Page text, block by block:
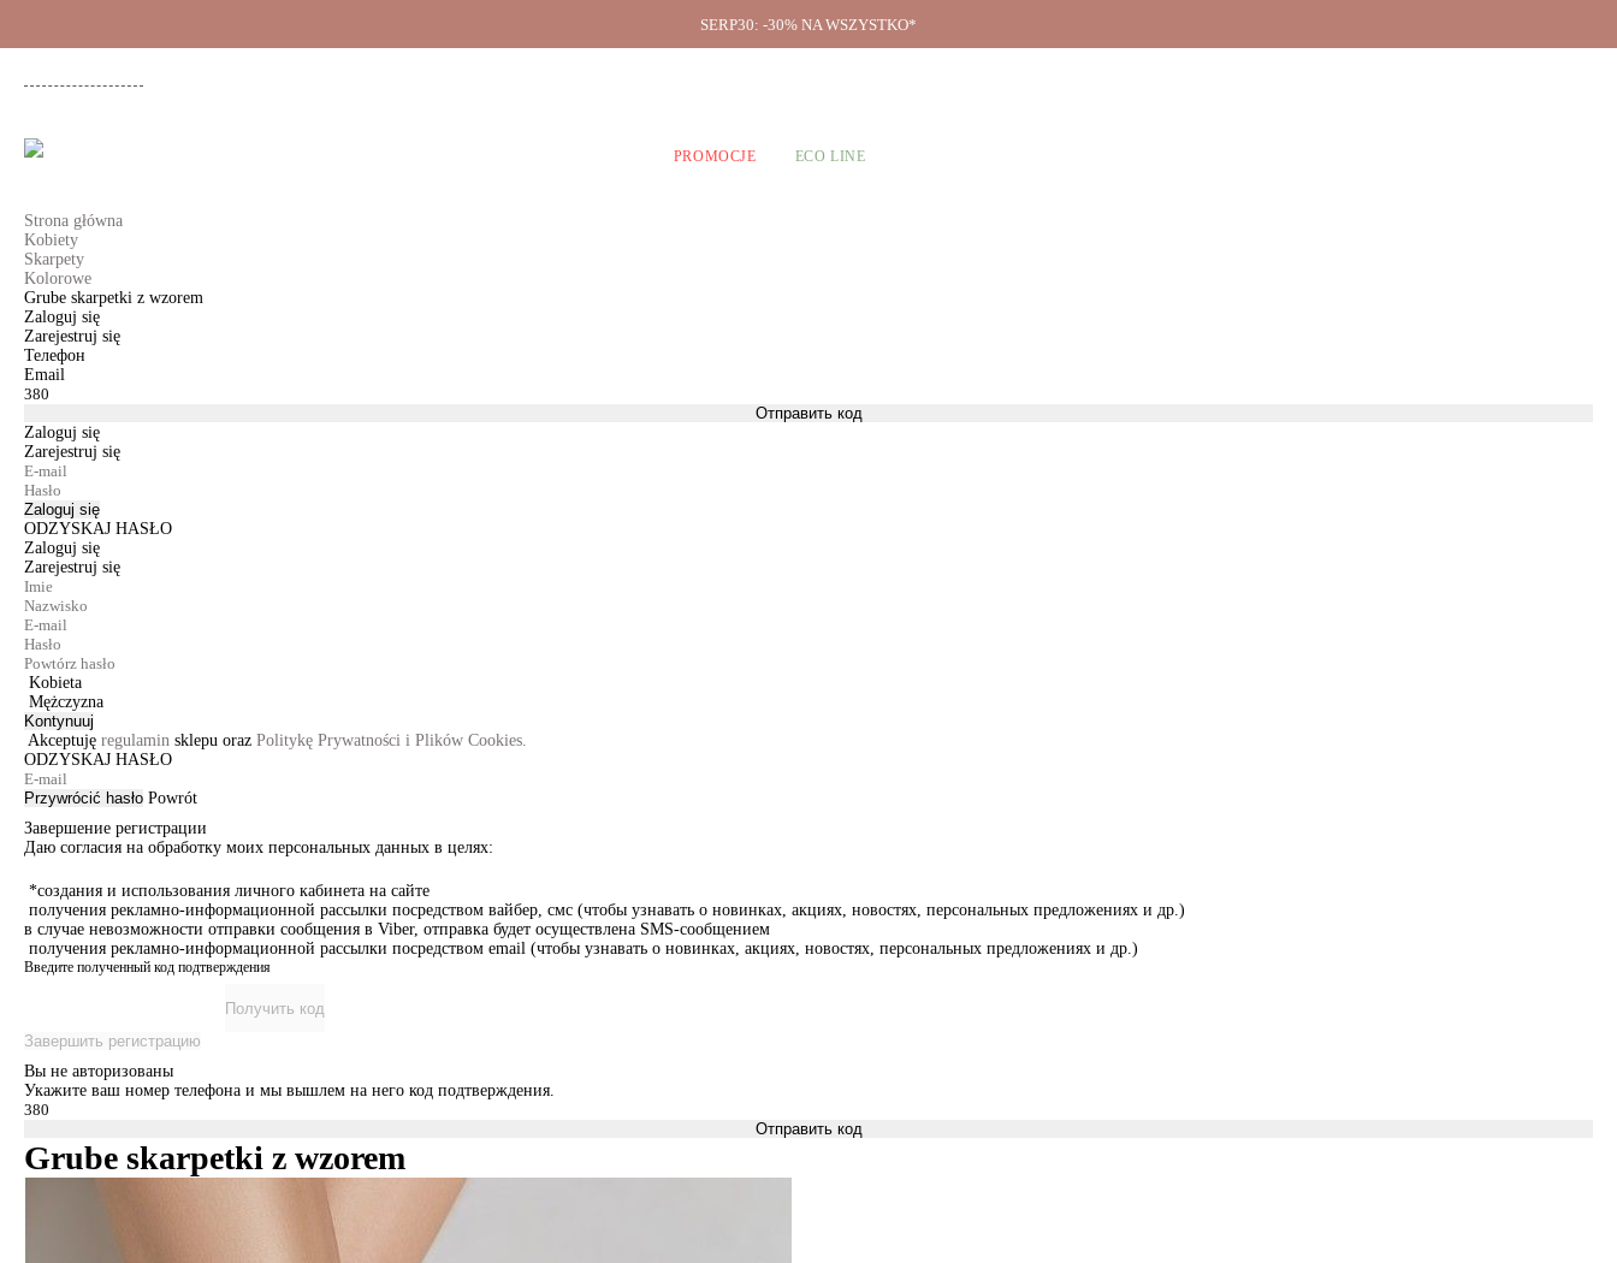
SERP30: -30% NA WSZYSTKO*
PROMOCJE ECO LINE
Strona główna
Kobiety
Skarpety
Kolorowe
Grube skarpetki z wzorem
Zaloguj się
Zarejestruj się
Телефон
Email
Отправить код
Zaloguj się
Zarejestruj się
Zaloguj się
ODZYSKAJ HASŁO
Zaloguj się
Zarejestruj się
Kobieta
Mężczyzna
Kontynuuj
Akceptuję regulamin sklepu oraz Politykę Prywatności i Plików Cookies.
ODZYSKAJ HASŁO
Przywrócić hasło Powrót
Завершение регистрации
Даю согласия на обработку моих персональных данных в целях:
*создания и использования личного кабинета на сайте
получения рекламно-информационной рассылки посредством вайбер, смс (чтобы узнавать о новинках, акциях, новостях, персональных предложениях и др.)
в случае невозможности отправки сообщения в Viber, отправка будет осуществлена SMS-сообщением
получения рекламно-информационной рассылки посредством email (чтобы узнавать о новинках, акциях, новостях, персональных предложениях и др.)
Введите полученный код подтверждения
Получить код
Завершить регистрацию
Вы не авторизованы
Укажите ваш номер телефона и мы вышлем на него код подтверждения.
Отправить код
Grube skarpetki z wzorem